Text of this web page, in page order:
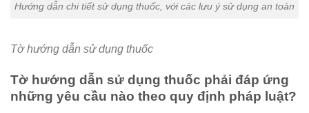
Hướng dẫn chi tiết sử dụng thuốc, với các lưu ý sử dụng an toàn
Tờ hướng dẫn sử dụng thuốc
Tờ hướng dẫn sử dụng thuốc phải đáp ứng
những yêu cầu nào theo quy định pháp luật?